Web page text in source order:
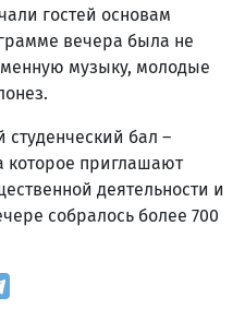
гостей основам
вечера была не
музыку, молодые
студенческий бал –
которое приглашают
деятельности и
собралось более 700